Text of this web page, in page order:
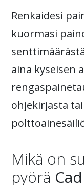
Renkaidesi
kuormasi
aina kyseisen
ohjekirjasta
Mikä on
pyörä